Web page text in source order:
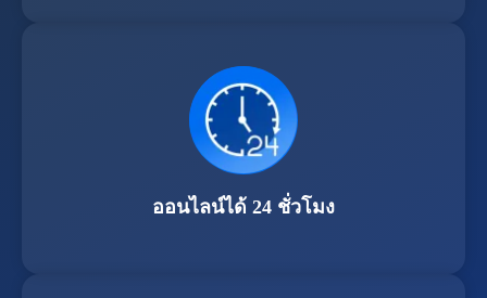
ออนไลน์ได้ 24 ชั่วโมง